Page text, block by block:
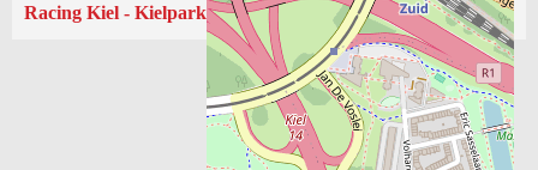
Racing Kiel - Kielpark